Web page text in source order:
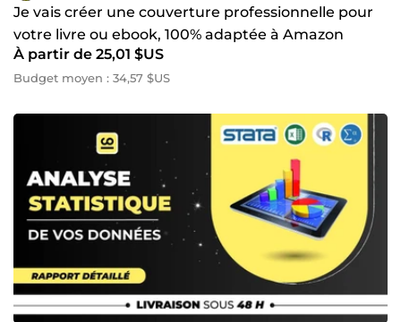
Je vais créer une couverture professionnelle pour
votre livre ou ebook, 100% adaptée à Amazon
À partir de 25,01 $US
Budget moyen : 34,57 $US